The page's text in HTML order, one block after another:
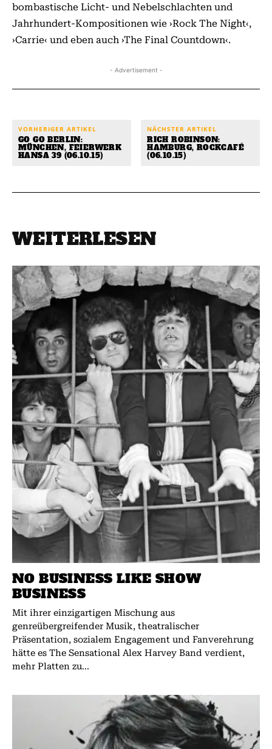
bombastische Licht- und Nebelschlachten und
Jahrhundert-Kompositionen wie ›Rock The Night‹,
›Carrie‹ und eben auch ›The Final Countdown‹.
- Advertisement -
VORHERIGER ARTIKEL
GO GO BERLIN:
MÜNCHEN, FEIERWERK
HANSA 39 (06.10.15)
NÄCHSTER ARTIKEL
RICH ROBINSON:
HAMBURG, ROCKCAFÉ
(06.10.15)
WEITERLESEN
NO BUSINESS LIKE SHOW
BUSINESS
Mit ihrer einzigartigen Mischung aus
genreübergreifender Musik, theatralischer
Präsentation, sozialem Engagement und Fanverehrung
hätte es The Sensational Alex Harvey Band verdient,
mehr Platten zu...